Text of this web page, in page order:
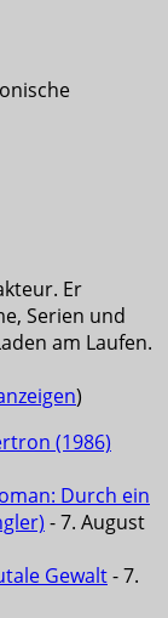
Er
Serien und
am Laufen.
)
(1986)
Durch ein
- 7. August
Gewalt- 7.